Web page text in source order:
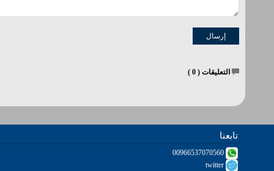
التعليقات ( 0
)
تابعنا